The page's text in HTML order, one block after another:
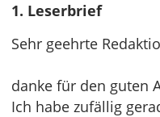
1. Leserbrief
Sehr geehrte
danke für den guten
Ich habe zufällig